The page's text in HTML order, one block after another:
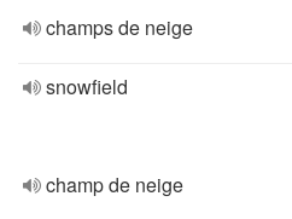
champs de neige
snowfield
champ de neige